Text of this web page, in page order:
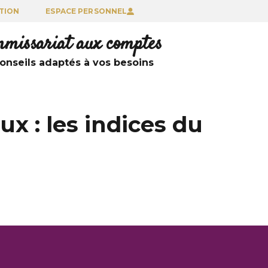
ESPACE PERSONNEL
aux comptes
adaptés à vos besoins
: les indices du